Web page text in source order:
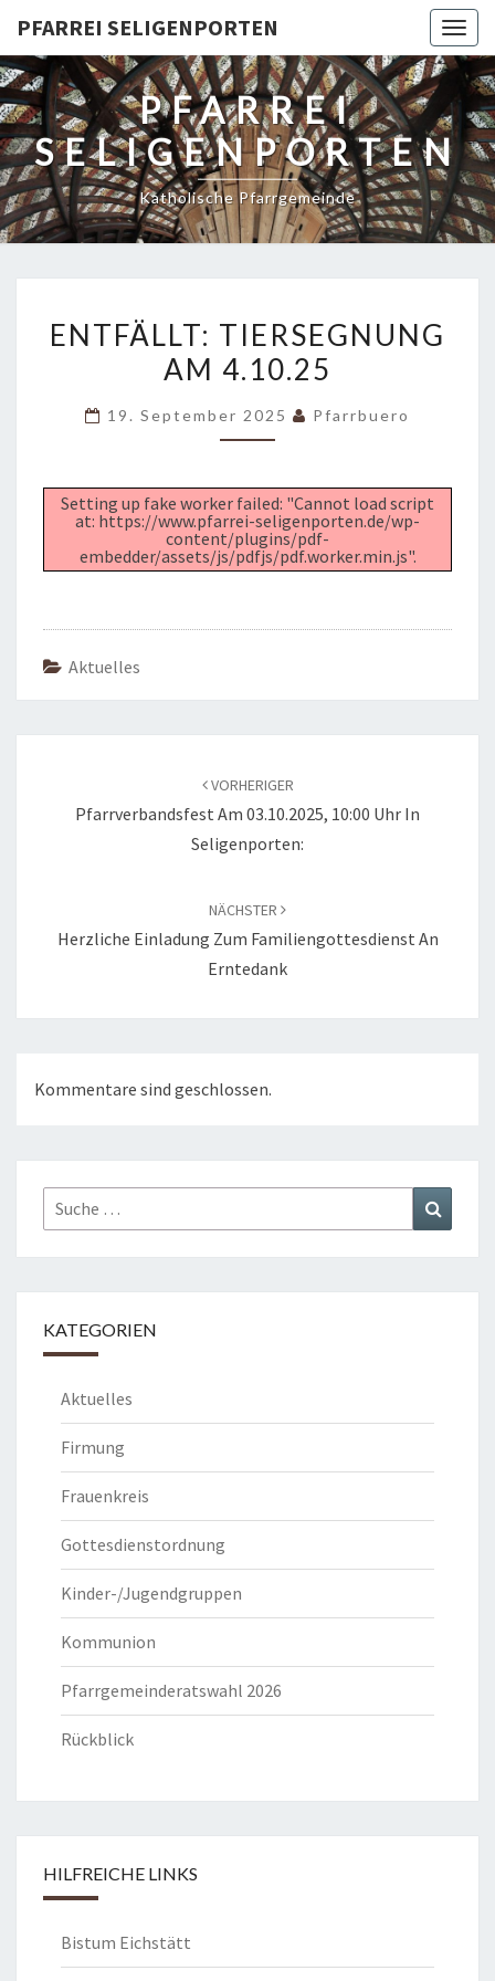
PFARREI SELIGENPORTEN
PFARREI
SELIGENPORTEN
Katholische Pfarrgemeinde
TIERSEGNUNG
AM
ENTFÄLLT: TIERSEGNUNG
AM 4.10.25
19. September 2025 Pfarrbuero
Setting up fake worker failed: "Cannot load script
at: https://www.pfarrei-seligenporten.de/wp-
content/plugins/pdf-
embedder/assets/js/pdfjs/pdf.worker.min.js".
Aktuelles
VORHERIGER
Pfarrverbandsfest Am 03.10.2025, 10:00 Uhr In
Seligenporten:
NÄCHSTER
Herzliche Einladung Zum Familiengottesdienst An
Erntedank
Kommentare sind geschlossen.
Suche
nach:
KATEGORIEN
Aktuelles
Firmung
Frauenkreis
Gottesdienstordnung
Kinder-/Jugendgruppen
Kommunion
Pfarrgemeinderatswahl 2026
Rückblick
HILFREICHE LINKS
Bistum Eichstätt